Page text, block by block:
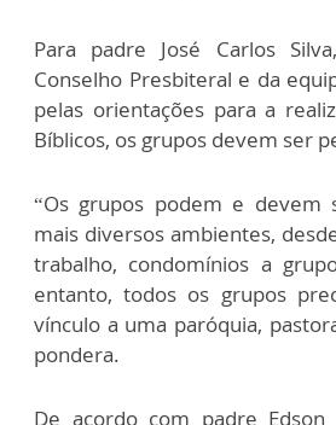
Para padre José Carlos
Conselho Presbiteral e da
pelas orientações para a
Bíblicos, os grupos devem ser
“Os grupos podem e devem
mais diversos ambientes,
trabalho, condomínios a
entanto, todos os grupos
vínculo a uma paróquia,
pondera.
De acordo com padre Edson